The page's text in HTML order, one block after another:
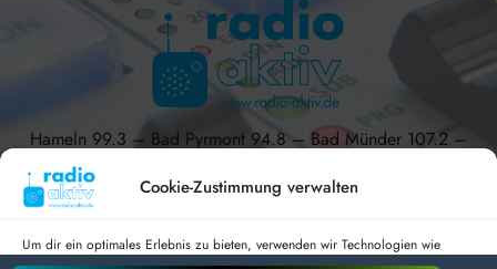
Cookie-Zustimmung verwalten
Um dir ein optimales Erlebnis zu bieten, verwenden wir Technologien wie
Cookies, um Geräteinformationen zu speichern und/oder darauf zuzugreifen.
Hameln 99.3 – Bad Pyrmont 94.8 – Bad Münder 107.2 –
DAB+ 9C